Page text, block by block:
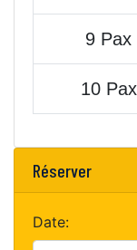
9 Pax
10 Pax
Réserver
Date: